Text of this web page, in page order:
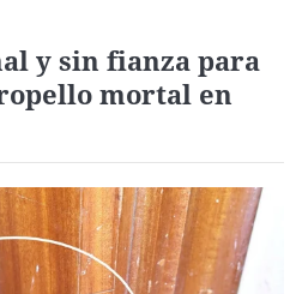
y sin fianza para
mortal en